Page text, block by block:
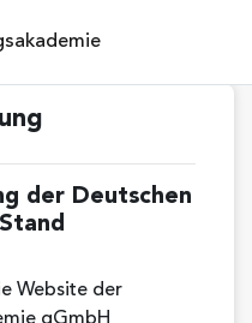
der Deutschen
Website der